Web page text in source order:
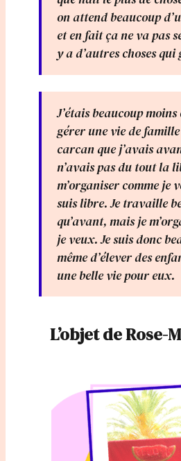
on attend beaucoup
et en fait ça ne va pas
y a d’autres choses qui
J’étais beaucoup
gérer une vie de
carcan que j’avais
n’avais pas du tout la
m’organiser comme je
suis libre. Je travaille
qu’avant, mais je
je veux. Je suis donc
même d’élever des
une belle vie pour eux.
L’objet de Rose-